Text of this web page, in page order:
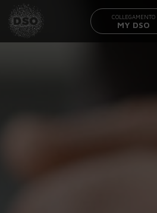
COLLEGAMENTO
MY DSO